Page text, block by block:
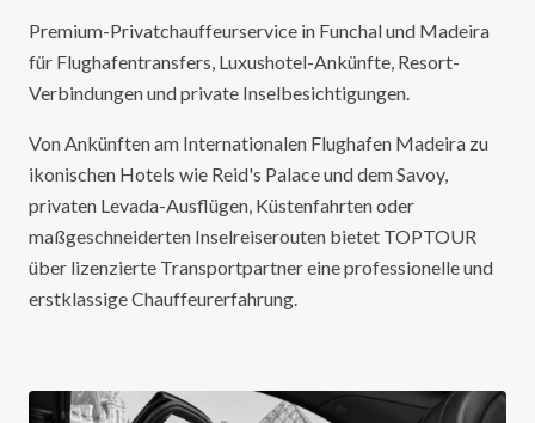
Premium-Privatchauffeurservice in Funchal und Madeira
für Flughafentransfers, Luxushotel-Ankünfte, Resort-
Verbindungen und private Inselbesichtigungen.
Von Ankünften am Internationalen Flughafen Madeira zu
ikonischen Hotels wie Reid's Palace und dem Savoy,
privaten Levada-Ausflügen, Küstenfahrten oder
maßgeschneiderten Inselreiserouten bietet TOPTOUR
über lizenzierte Transportpartner eine professionelle und
erstklassige Chauffeurerfahrung.